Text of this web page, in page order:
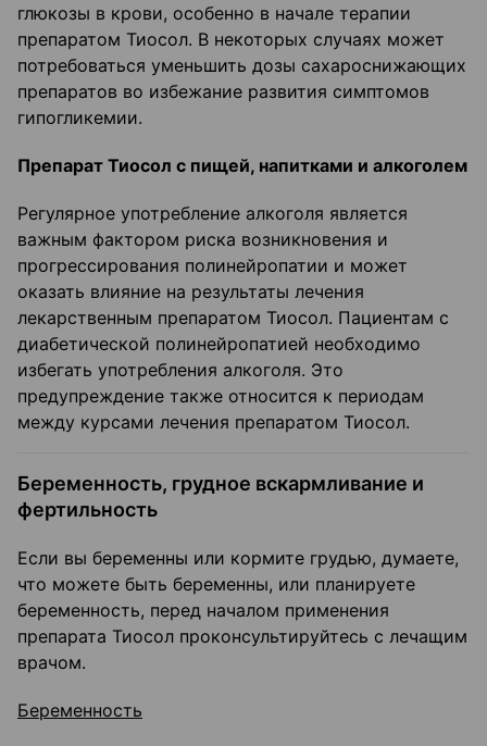
глюкозы в крови, особенно в начале терапии
препаратом Тиосол. В некоторых случаях может
потребоваться уменьшить дозы сахароснижающих
препаратов во избежание развития симптомов
гипогликемии.
Препарат Тиосол с пищей, напитками и алкоголем
Регулярное употребление алкоголя является
важным фактором риска возникновения и
прогрессирования полинейропатии и может
оказать влияние на результаты лечения
лекарственным препаратом Тиосол. Пациентам с
диабетической полинейропатией необходимо
избегать употребления алкоголя. Это
предупреждение также относится к периодам
между курсами лечения препаратом Тиосол.
Беременность, грудное вскармливание и
фертильность
Если вы беременны или кормите грудью, думаете,
что можете быть беременны, или планируете
беременность, перед началом применения
препарата Тиосол проконсультируйтесь с лечащим
врачом.
Беременность